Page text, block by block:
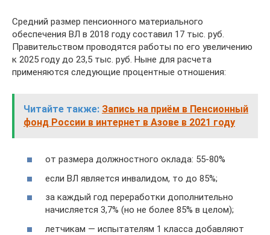
Средний размер пенсионного материального
обеспечения ВЛ в 2018 году составил 17 тыс. руб.
Правительством проводятся работы по его увеличению
к 2025 году до 23,5 тыс. руб. Ныне для расчета
применяются следующие процентные отношения:
Читайте также: Запись на приём в Пенсионный
фонд России в интернет в Азове в 2021 году
от размера должностного оклада: 55-80%
если ВЛ является инвалидом, то до 85%;
за каждый год переработки дополнительно
начисляется 3,7% (но не более 85% в целом);
летчикам — испытателям 1 класса добавляют